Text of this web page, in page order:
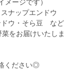
ージです）
ナップエンドウ
ドウ・そら豆 など
をお届けいたしま
ください◎